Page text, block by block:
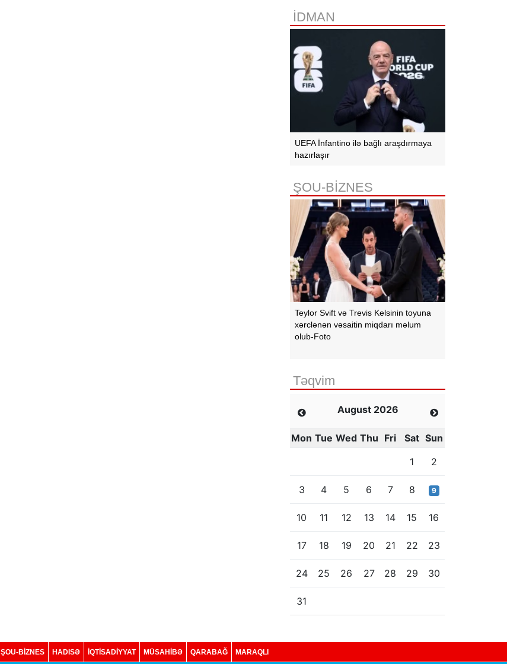
İDMAN
UEFA İnfantino ilə bağlı araşdırmaya
hazırlaşır
ŞOU-BİZNES
Teylor Svift və Trevis Kelsinin toyuna
xərclənən vəsaitin miqdarı məlum
olub-Foto
Təqvim
August 2026
Mon Tue Wed Thu Fri Sat Sun
1
2
3 4 5 6 7 8 9
10 11 12 13 14 15 16
17 18 19 20 21 22 23
24 25 26 27 28 29 30
31
ŞOU-BİZNES HADISƏ İQTISADIYYAT MÜSAHİBƏ QARABAĞ MARAQLI